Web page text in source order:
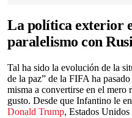
La política exterior
paralelismo con
Tal ha sido la evolución de la
de la paz” de la FIFA ha
misma a convertirse en el mero
gusto. Desde que Infantino le
Donald Trump, Estados